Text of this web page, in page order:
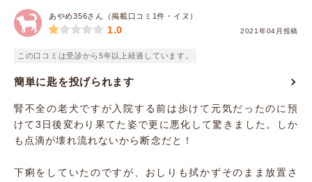
あやめ356さん（掲載口コミ1件・イヌ）
2021年04月投稿
1.0
この口コミは受診から5年以上経過しています。
簡単に匙を投げられます
腎不全の老犬ですが入院する前は歩けて元気だったのに預
けて3日後変わり果てた姿で更に悪化して驚きました。しか
も点滴が壊れ流れないから断念だと！
下痢をしていたのですが、おしりも拭かずそのまま放置さ